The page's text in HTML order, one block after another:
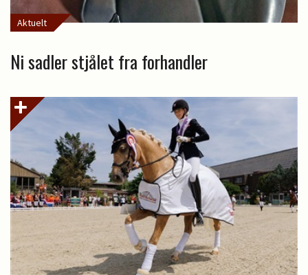
Aktuelt
Ni sadler stjålet fra forhandler